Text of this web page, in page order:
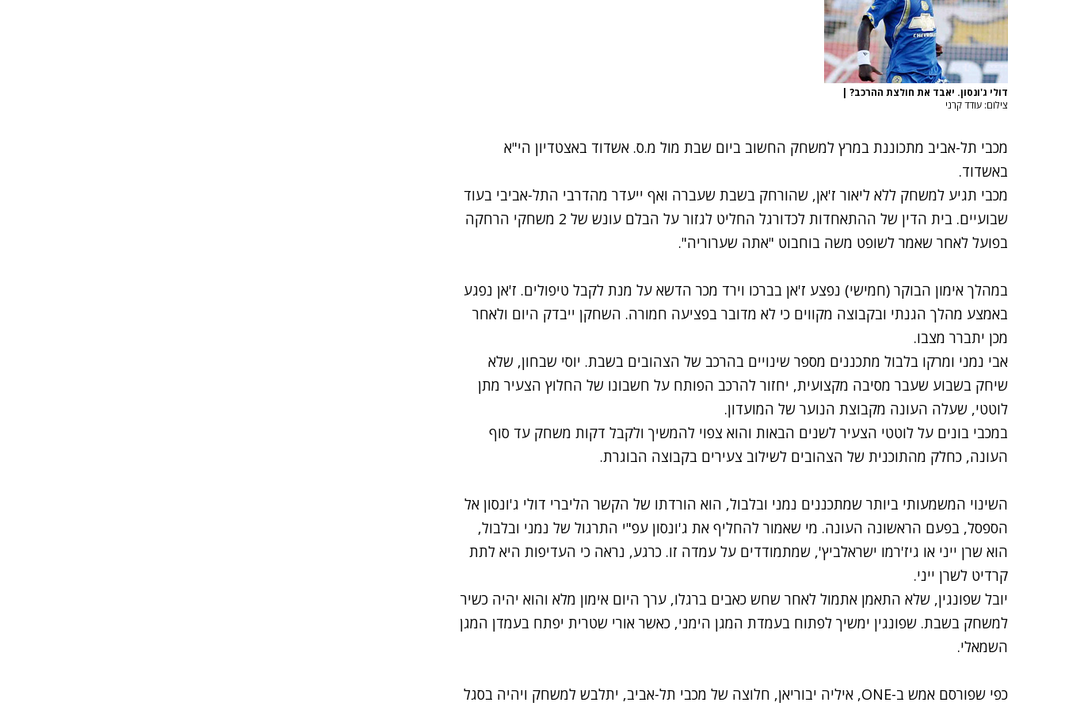
דולי ג'ונסון. יאבד את חולצת ההרכב? |
צילום: עודד קרני
מכבי תל-אביב מתכוננת במרץ למשחק החשוב ביום שבת מול מ.ס. אשדוד באצטדיון הי"א
באשדוד.
מכבי תגיע למשחק ללא ליאור ז'אן, שהורחק בשבת שעברה ואף ייעדר מהדרבי התל-אביבי בעוד
שבועיים. בית הדין של ההתאחדות לכדורגל החליט לגזור על הבלם עונש של 2 משחקי הרחקה
בפועל לאחר שאמר לשופט משה בוחבוט "אתה שערוריה".
במהלך אימון הבוקר (חמישי) נפצע ז'אן בברכו וירד מכר הדשא על מנת לקבל טיפולים. ז'אן נפגע
באמצע מהלך הגנתי ובקבוצה מקווים כי לא מדובר בפציעה חמורה. השחקן ייבדק היום ולאחר
מכן יתברר מצבו.
אבי נמני ומרקו בלבול מתכננים מספר שינויים בהרכב של הצהובים בשבת. יוסי שבחון, שלא
שיחק בשבוע שעבר מסיבה מקצועית, יחזור להרכב הפותח על חשבונו של החלוץ הצעיר מתן
לוטטי, שעלה העונה מקבוצת הנוער של המועדון.
במכבי בונים על לוטטי הצעיר לשנים הבאות והוא צפוי להמשיך ולקבל דקות משחק עד סוף
העונה, כחלק מהתוכנית של הצהובים לשילוב צעירים בקבוצה הבוגרת.
השינוי המשמעותי ביותר שמתכננים נמני ובלבול, הוא הורדתו של הקשר הליברי דולי ג'ונסון אל
הספסל, בפעם הראשונה העונה. מי שאמור להחליף את ג'ונסון עפ"י התרגול של נמני ובלבול,
הוא שרן ייני או גיז'רמו ישראלביץ', שמתמודדים על עמדה זו. כרגע, נראה כי העדיפות היא לתת
קרדיט לשרן ייני.
יובל שפונגין, שלא התאמן אתמול לאחר שחש כאבים ברגלו, ערך היום אימון מלא והוא יהיה כשיר
למשחק בשבת. שפונגין ימשיך לפתוח בעמדת המגן הימני, כאשר אורי שטרית יפתח בעמדן המגן
השמאלי.
כפי שפורסם אמש ב-ONE, איליה יבוריאן, חלוצה של מכבי תל-אביב, יתלבש למשחק ויהיה בסגל